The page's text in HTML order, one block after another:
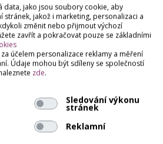
data, jako jsou soubory cookie, aby
stránek, jakož i marketing, personalizaci a
změnit nebo přijmout výchozí
zavřít a pokračovat pouze se základními
účelem personalizace reklamy a měření
Údaje mohou být sdíleny se společností
zde.
Sledování výkonu
stránek
Reklamní